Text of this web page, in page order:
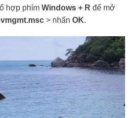
hợp phím Windows + R để mở
> nhấn OK.